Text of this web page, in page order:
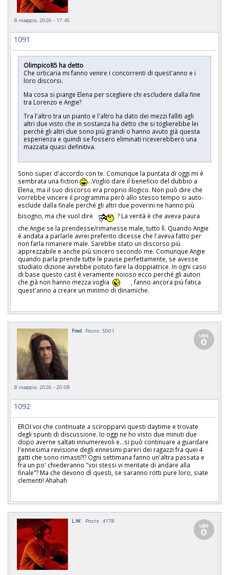
8 maggio, 2026 - 17:45
1091
Olimpico85 ha detto
Che orticaria mi fanno venire i concorrenti di quest'anno e i
loro discorsi.
Ma cosa si piange Elena per scegliere chi escludere dalla fine
tra Lorenzo e Angie?
Tra l'altro tra un pianto e l'altro ha dato dei mezzi falliti agli
altri due visto che in sostanza ha detto che si toglierebbe lei
perchè gli altri due sono più grandi o hanno avuto già questa
esperienza e quindi se fossero eliminati riceverebbero una
mazzata quasi definitiva.
Sono super d'accordo con te. Comunque la puntata di oggi mi è
sembrata una fiction
...Voglio dare il beneficio del dubbio a
Elena, ma il suo discorso era proprio illogico. Non può dire che
vorrebbe vincere il programma però allo stesso tempo si auto-
esclude dalla finale perché gli altri due poverini ne hanno più
bisogno, ma che vuol dire
? La verità è che aveva paura
che Angie se la prendesse/rimanesse male, tutto lì. Quando Angie
è andata a parlarle avrei preferito dicesse che l'aveva fatto per
non farla rimanere male. Sarebbe stato un discorso più
apprezzabile e anche più sincero secondo me. Comunque Angie
quando parla prende tutte le pause perfettamente, se avesse
studiato dizione avrebbe potuto fare la doppiatrice. In ogni caso
di base questo cast è veramente noioso ecco perché gli autori
che già non hanno mezza voglia
, fanno ancora più fatica
quest'anno a creare un minimo di dinamiche.
Fred Posts: 5001
8 maggio, 2026 - 20:08
1092
EROI voi che continuate a sciropparvi questi daytime e trovate
degli spunti di discussione. Io oggi ne ho visto due minuti due
dopo averne saltati innumerevoli e...si può continuare a guardare
l'ennesima revisione degli ennesimi pareri dei ragazzi fra quei 4
gatti che sono rimasti?!? Ogni settimana fanno un'altra passata e
fra un po' chiederanno "voi stessi vi meritate di andare alla
finale"? Ma che devono dì questi, se saranno rotti pure loro, siate
clementi! Ahahah
L.W. Posts: 4178